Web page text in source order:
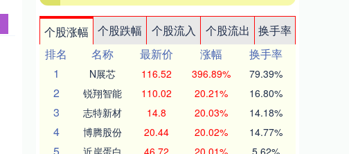
个股涨幅 个股跌幅 个股流入 个股流出
换手率
排名
名称 最新价 涨幅
换手率
1
N展芯 116.52 396.89% 79.39%
2 锐翔智能 110.02 20.21% 16.80%
3 志特新材 14.8 20.03% 14.18%
4 博腾股份 20.44 20.02% 14.77%
近岸蛋白 46.72 20.01% 5.62%